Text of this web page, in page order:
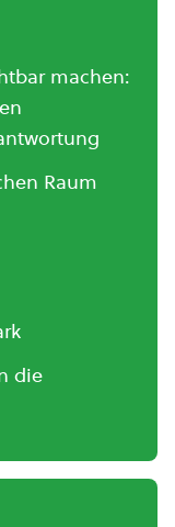
machen:
Raum
die